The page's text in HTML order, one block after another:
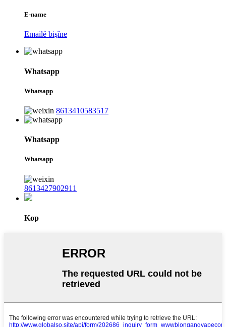
E-name
Emailê bişîne
Whatsapp
Whatsapp
8613410583517
Whatsapp
Whatsapp
8613427902911
Kop